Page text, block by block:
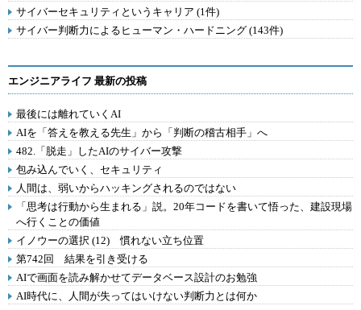
サイバーセキュリティというキャリア (1件)
サイバー判断力によるヒューマン・ハードニング (143件)
エンジニアライフ 最新の投稿
最後には離れていくAI
AIを「答えを教える先生」から「判断の稽古相手」へ
482.「脱走」したAIのサイバー攻撃
包み込んでいく、セキュリティ
人間は、弱いからハッキングされるのではない
「思考は行動から生まれる」説。20年コードを書いて悟った、建設現場
へ行くことの価値
イノウーの選択 (12) 慣れない立ち位置
第742回 結果を引き受ける
AIで画面を読み解かせてデータベース設計のお勉強
AI時代に、人間が失ってはいけない判断力とは何か